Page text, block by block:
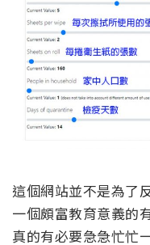
這個網站並不是為了
一個頗富教育意義的
真的有必要急急忙忙